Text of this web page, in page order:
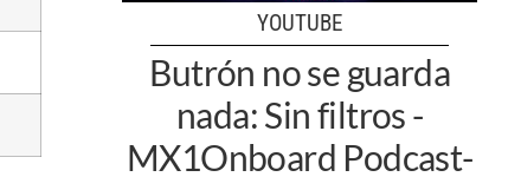
YOUTUBE
Butrón no se guarda
nada: Sin filtros -
MX1Onboard Podcast-